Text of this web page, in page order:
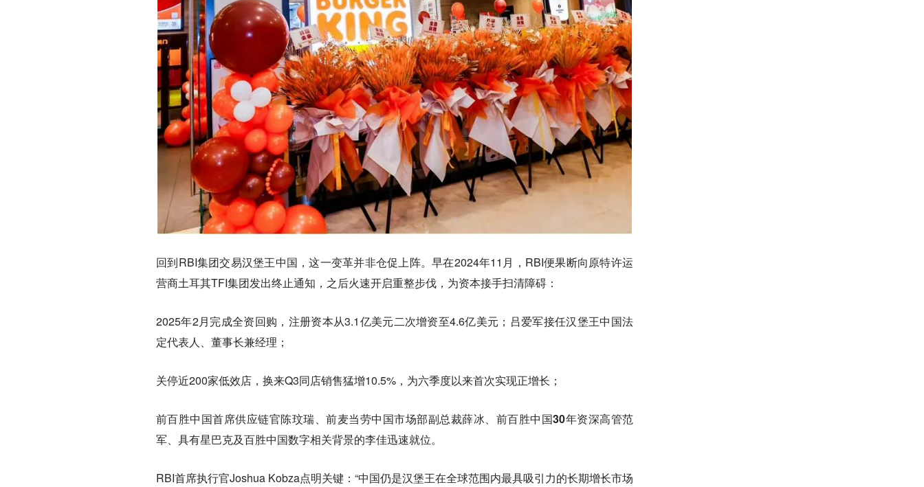
回到RBI集团交易汉堡王中国，这一变革并非仓促上阵。早在2024年11月，RBI便果断向原特许运
营商土耳其TFI集团发出终止通知，之后火速开启重整步伐，为资本接手扫清障碍：
2025年2月完成全资回购 ，注册资本从3.1亿美元二次增资至4.6亿美元；吕爱军接任汉堡王中国法
定代表人、董事长兼经理；
关停近200家低效店，换来Q3同店销售猛增10.5%，为六季度以来首次实现正增长；
前百胜中国首席供应链官陈玟瑞、前麦当劳中国市场部副总裁薛冰、前百胜中国30年资深高管范
军、具有星巴克及百胜中国数字相关背景的李佳迅速就位。
RBI首席执行官Joshua Kobza点明关键：“中国仍是汉堡王在全球范围内最具吸引力的长期增长市场